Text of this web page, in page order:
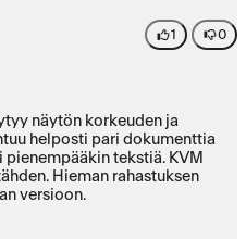
kuva turhaan pätki (jos
Dell on kakkosnäyttönä,
koska käynnistysnappi
vaihtoehto.
1 0
näytön korkeuden ja
helposti pari dokumenttia
tekstiä. KVM
Hieman rahastuksen
versioon.